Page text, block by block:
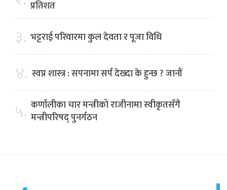
प्रतिशत
३. भट्टराई परिवारमा कुल देवता र पूजा विधि
४. स्वप्न शास्त्र : सपनामा सर्प देख्दा के हुन्छ ? जानौं
५. कर्णालीका चार मन्त्रीको राजीनामा स्वीकृतसँगै
मन्त्रीपरिषद् पुनर्गठन